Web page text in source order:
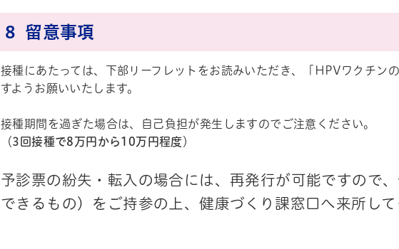
8 留意事項
接種にあたっては、下部リーフレットをお読みいただき、「HPVワクチン
すようお願いいたします。
接種期間を過ぎた場合は、自己負担が発生しますのでご注意ください。
（3回接種で8万円から10万円程度）
予診票の紛失・転入の場合には、再発行が可能ですので
できるもの）をご持参の上、健康づくり課窓口へ来所し